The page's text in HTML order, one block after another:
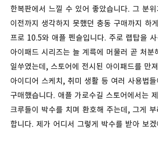
한복판에서 느낄 수 있어 좋았습니다. 그 분
이전까지 생각하지 못했던 충동 구매까지 하
프로 10.5와 애플 펜슬입니다. 주로 랩탑을
아이패드 시리즈는 늘 계륵에 머물러 곧 처분
일쑤였는데, 스토어에 전시된 아이패드를 만
아이디어 스케치, 취미 생활 등 여러 사용법
구매했습니다. 애플 가로수길 스토어에서는
크루들이 박수를 치며 환호해 주는데, 그게
합니다. 제가 어디서 그렇게 박수를 받아 보겠